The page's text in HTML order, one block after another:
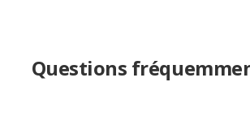
Questions